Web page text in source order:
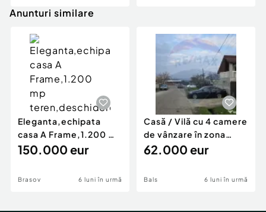
Anunturi similare
Eleganta,echipata
casa A Frame,1.200 mp
teren,deschidere Pia
150.000 eur
Brasov 6 luni în urmă
Casă / Vilă cu 4 camere
de vânzare în zona
Periferie
62.000 eur
Bals 6 luni în urmă